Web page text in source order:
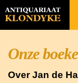
Onze
Over Jan de